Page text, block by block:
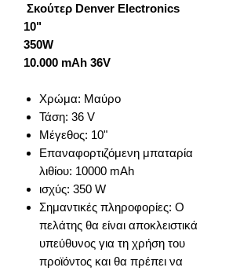
Σκούτερ Denver Electronics
10"
350W
10.000 mAh 36V
Χρώμα: Μαύρο
Τάση: 36 V
Μέγεθος: 10"
Επαναφορτιζόμενη μπαταρία
λιθίου: 10000 mAh
ισχύς: 350 W
Σημαντικές πληροφορίες: Ο
πελάτης θα είναι αποκλειστικά
υπεύθυνος για τη χρήση του
προϊόντος και θα πρέπει να